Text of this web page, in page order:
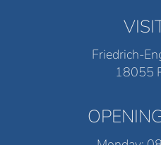
Friedrich-
18055